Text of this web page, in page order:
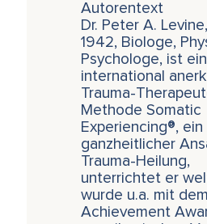
Autorentext
Dr. Peter A.
1942, Biologe,
Psychologe, ist
international
Trauma-
Methode Somatic
Experiencing®, ein
ganzheitlicher
Trauma-Heilung,
unterrichtet er
wurde u.a. mit
Achievement